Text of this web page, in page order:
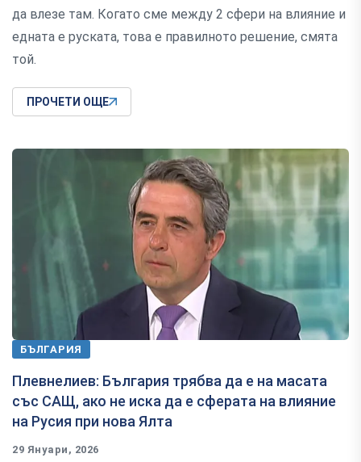
да влезе там. Когато сме между 2 сфери на влияние и
едната е руската, това е правилното решение, смята
той.
ПРОЧЕТИ ОЩЕ
БЪЛГАРИЯ
Плевнелиев: България трябва да е на масата
със САЩ, ако не иска да е сферата на влияние
на Русия при нова Ялта
29 Януари, 2026